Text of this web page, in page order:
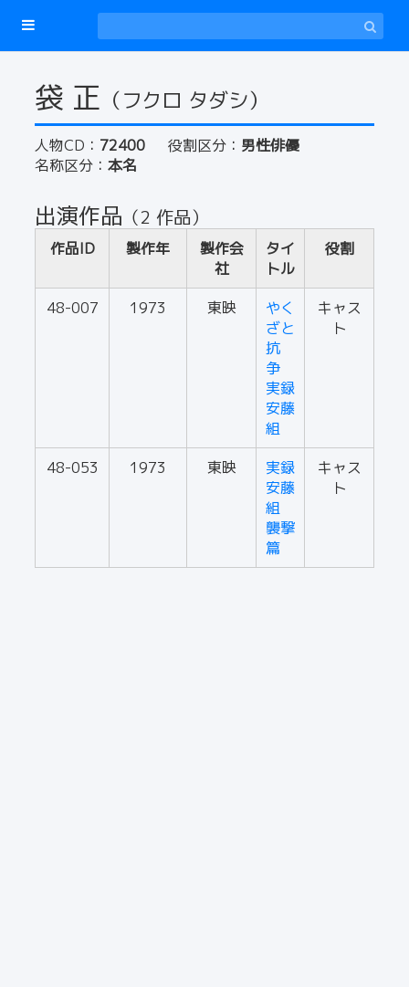
袋 正 （フクロ タダシ）
人物CD： 72400 役割区分： 男性俳優
名称区分： 本名
出演作品 （2 作品）
作品ID 製作年
製作会
社
タイ
トル
役割
48-007 1973 東映
やく
ざと
抗
争
実録
安藤
組
キャス
ト
48-053 1973 東映
実録
安藤
組
襲撃
篇
キャス
ト